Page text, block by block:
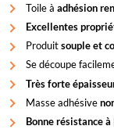
Toile à adhésion
Excellentes
Produitsouple et
Se découpe
Très forte
Masse adhésive
Bonne résistance